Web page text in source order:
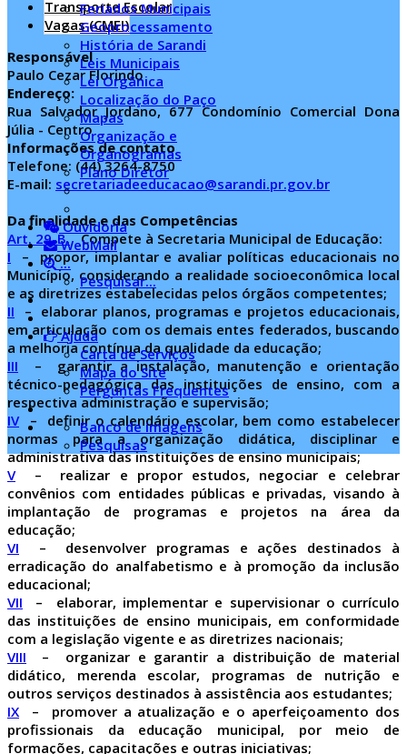
Feriados Municipais
Geoprocessamento
História de Sarandi
Leis Municipais
Lei Orgânica
Localização do Paço
Mapas
Organização e
Organogramas
Plano Diretor
Ouvidoria
WebMail
...
Pesquisar...
Ajuda
Carta de Serviços
Mapa do Site
Perguntas Frequentes
Banco de imagens
Pesquisas
Transporte Escolar
Vagas (CMEI)
Responsável
Paulo Cezar Florindo
Endereço:
Rua Salvador Jordano, 677Condomínio Comercial Dona
Júlia - Centro
Informações de contato
Telefone: (44) 3264-8750
E-mail: secretariadeeducacao@sarandi.pr.gov.br
Da finalidade e das Competências
Art. 29-B.Compete à Secretaria Municipal de Educação:
I – propor, implantar e avaliar políticas educacionais no
Município, considerando a realidade socioeconômica local
e as diretrizes estabelecidas pelos órgãos competentes;
II – elaborar planos, programas e projetos educacionais,
em articulação com os demais entes federados, buscando
a melhoria contínua da qualidade da educação;
III – garantir a instalação, manutenção e orientação
técnico-pedagógica das instituições de ensino, com a
respectiva administração e supervisão;
IV– definir o calendário escolar, bem como estabelecer
normas para a organização didática, disciplinar e
administrativa das instituições de ensino municipais;
V– realizar e propor estudos, negociar e celebrar
convênios com entidades públicas e privadas, visando à
implantação de programas e projetos na área da
educação;
VI – desenvolver programas e ações destinados à
erradicação do analfabetismo e à promoção da inclusão
educacional;
VII – elaborar, implementar e supervisionar o currículo
das instituições de ensino municipais, em conformidade
com a legislação vigente e as diretrizes nacionais;
VIII – organizar e garantir a distribuição de material
didático, merenda escolar, programas de nutrição e
outros serviços destinados à assistência aos estudantes;
IX – promover a atualização e o aperfeiçoamento dos
profissionais da educação municipal, por meio de
formações, capacitações e outras iniciativas;